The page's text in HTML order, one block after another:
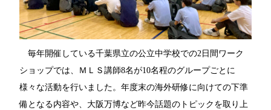
毎年開催している千葉県立の公立中学校での2日間ワーク
ショップでは、ＭＬＳ講師8名が10名程のグループごとに
様々な活動を行いました。年度末の海外研修に向けての下準
備となる内容や、大阪万博など昨今話題のトピックを取り上